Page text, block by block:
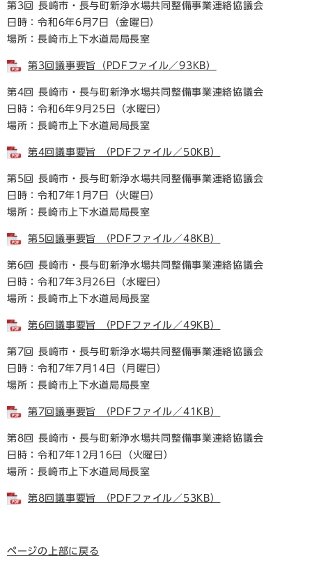
第3回 長崎市・長与町新浄水場共同整備事業連絡協議会
日時：令和6年6月7日（金曜日）
場所：長崎市上下水道局局長室
第3回議事要旨（PDFファイル／93KB）
第4回 長崎市・長与町新浄水場共同整備事業連絡協議会
日時：令和6年9月25日（水曜日）
場所：長崎市上下水道局局長室
第4回議事要旨 （PDFファイル／50KB）
第5回 長崎市・長与町新浄水場共同整備事業連絡協議会
日時：令和7年1月7日（火曜日）
場所：長崎市上下水道局局長室
第5回議事要旨 （PDFファイル／48KB）
第6回 長崎市・長与町新浄水場共同整備事業連絡協議会
日時：令和7年3月26日（水曜日）
場所：長崎市上下水道局局長室
第6回議事要旨 （PDFファイル／49KB）
第7回 長崎市・長与町新浄水場共同整備事業連絡協議会
日時：令和7年7月14日（月曜日）
場所：長崎市上下水道局局長室
第7回議事要旨 （PDFファイル／41KB）
第8回 長崎市・長与町新浄水場共同整備事業連絡協議会
日時：令和7年12月16日（火曜日）
場所：長崎市上下水道局局長室
第8回議事要旨 （PDFファイル／53KB）
ページの上部に戻る